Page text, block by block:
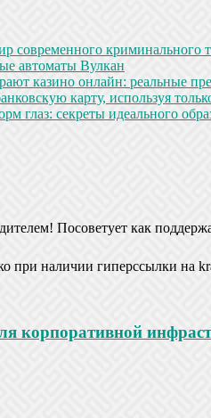
современного криминального
автоматы Вулкан
казино онлайн: реальные
карту, используя
глаз: секреты идеального
Посоветует как
при наличии гиперссылки на
корпоративной